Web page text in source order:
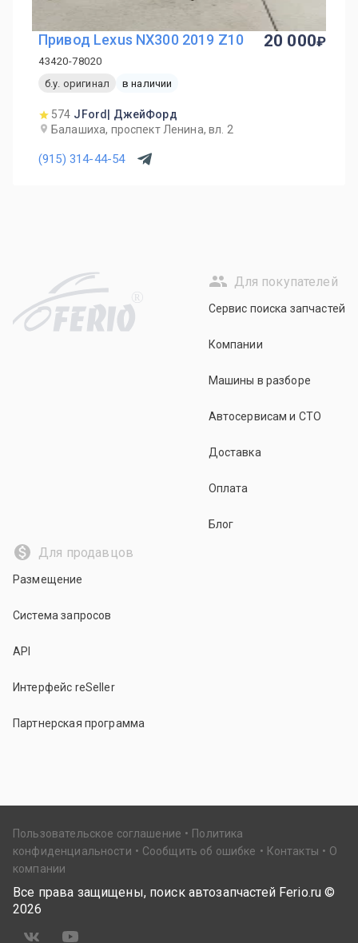
Привод Lexus NX300 2019 Z10
43420-78020
б.у. оригинал
в наличии
574 JFord| ДжейФорд
Балашиха, проспект Ленина, вл. 2
(915) 314-44-54
20 000
R
Для покупателей
Сервис поиска запчастей
Компании
Машины в разборе
Автосервисам и СТО
Доставка
Оплата
Блог
Для продавцов
Размещение
Система запросов
API
Интерфейс reSeller
Партнерская программа
Пользовательское соглашение
Политика
конфиденциальности
Сообщить об ошибке Контакты
О
компании
Все права защищены, поиск автозапчастей Ferio.ru ©
2026